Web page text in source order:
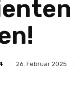
26. Februar 2025